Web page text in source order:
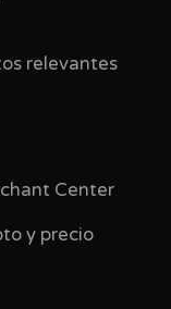
relevantes
Center
y precio